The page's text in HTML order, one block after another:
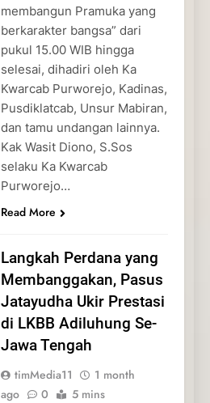
membangun Pramuka yang
berkarakter bangsa” dari
pukul 15.00 WIB hingga
selesai, dihadiri oleh Ka
Kwarcab Purworejo, Kadinas,
Pusdiklatcab, Unsur Mabiran,
dan tamu undangan lainnya.
Kak Wasit Diono, S.Sos
selaku Ka Kwarcab
Purworejo…
Read More
Langkah Perdana yang
Membanggakan, Pasus
Jatayudha Ukir Prestasi
di LKBB Adiluhung Se-
Jawa Tengah
timMedia11
1 month
ago
0 5 mins